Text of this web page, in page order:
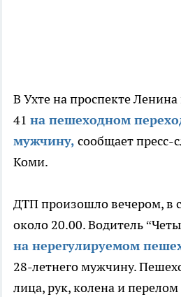
В Ухте на проспекте
41 на пешеходном
мужчину, сообщает
Коми.
ДТП произошло вечером, в
около 20.00. Водитель
на нерегулируемом
28-летнего мужчину.
лица, рук, колена и